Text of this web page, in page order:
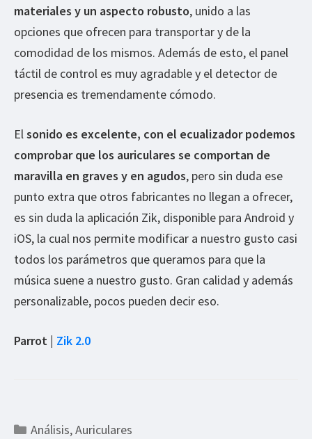
materiales y un aspecto robusto, unido a las
opciones que ofrecen para transportar y de la
comodidad de los mismos. Además de esto, el panel
táctil de control es muy agradable y el detector de
presencia es tremendamente cómodo.
Elsonido es excelente, con el ecualizador podemos
comprobar que los auriculares se comportan de
maravilla en graves y en agudos, pero sin duda ese
punto extra que otros fabricantes no llegan a ofrecer,
es sin duda la aplicación Zik, disponible para Android y
iOS, la cual nos permite modificar a nuestro gusto casi
todos los parámetros que queramos para que la
música suene a nuestro gusto. Gran calidad y además
personalizable, pocos pueden decir eso.
Parrot | Zik 2.0
Categorías
Análisis,Auriculares